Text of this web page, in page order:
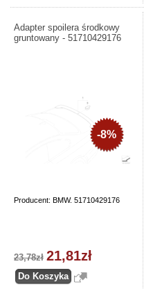
Adapter spoilera środkowy
gruntowany - 51710429176
Producent: BMW. 51710429176
-8%
23,78zł 21,81zł